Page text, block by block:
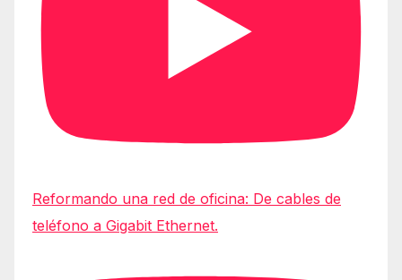
Reformando una red de oficina: De cables de
teléfono a Gigabit Ethernet.